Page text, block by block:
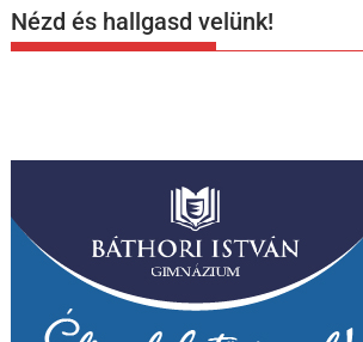
Nézd és hallgasd velünk!